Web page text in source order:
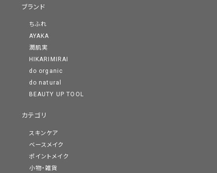
潤いを届けながら、
年齢による肌悩みをカバーするベースメイク
日やけ止め・化粧下地・ファンデーション・おしろいの4つの役割
ブランド
ちふれ
AYAKA
潤肌実
HIKARIMIRAI
do organic
do natural
BEAUTY UP TOOL
カテゴリ
スキンケア
ベースメイク
ポイントメイク
小物・雑貨